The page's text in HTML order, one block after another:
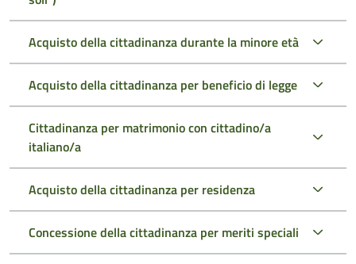
Acquisto della cittadinanza durante la minore età
Acquisto della cittadinanza per beneficio di legge
Cittadinanza per matrimonio con cittadino/a
italiano/a
Acquisto della cittadinanza per residenza
Concessione della cittadinanza per meriti speciali